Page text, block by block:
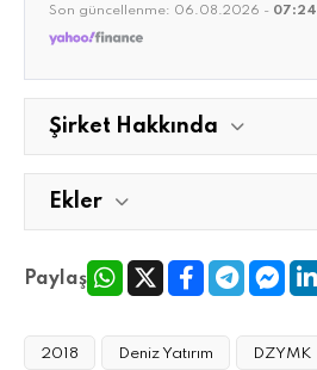
Son güncellenme: 06.08.2026 - 07:24
Şirket Hakkında
Ekler
Paylaş
2018 Deniz Yatırım DZYMK